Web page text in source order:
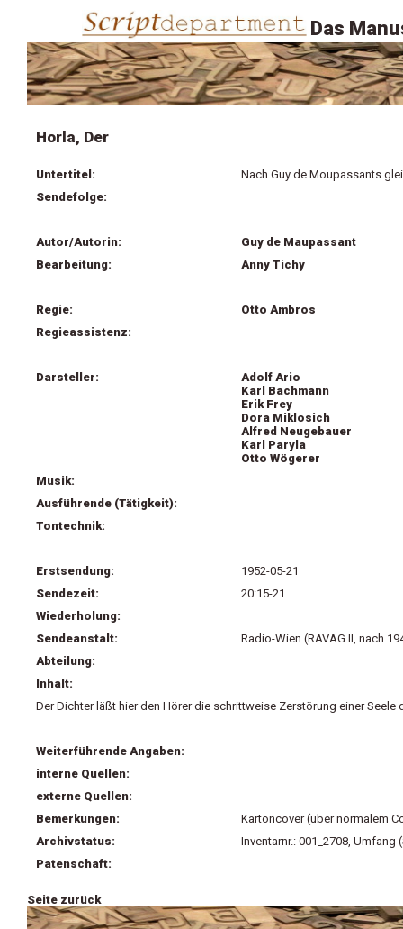
Das
Horla, Der
Untertitel:
Nach Guy de Moupassants
Sendefolge:
Autor/Autorin:
Guy de Maupassant
Bearbeitung:
Anny Tichy
Regie:
Otto Ambros
Regieassistenz:
Darsteller:
Adolf Ario
Karl Bachmann
Erik Frey
Dora Miklosich
Alfred Neugebauer
Karl Paryla
Otto Wögerer
Musik:
Ausführende (Tätigkeit):
Tontechnik:
Erstsendung:
1952-05-21
Sendezeit:
20:15-21
Wiederholung:
Sendeanstalt:
Radio-Wien (RAVAG II, nach
Abteilung:
Inhalt:
Der Dichter läßt hier den Hörer die schrittweise Zerstörung einer Seele
Weiterführende Angaben:
interne Quellen:
externe Quellen:
Bemerkungen:
Kartoncover (über normalem
Archivstatus:
Inventarnr.: 001_2708, Umfang
Patenschaft:
Seite zurück